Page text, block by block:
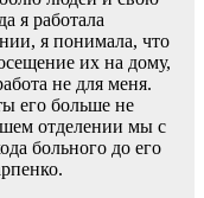
я работала
я понимала, что
их на дому,
не для меня.
его больше не
отделении мы с
больного до его